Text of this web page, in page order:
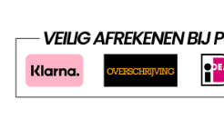
r
f
i